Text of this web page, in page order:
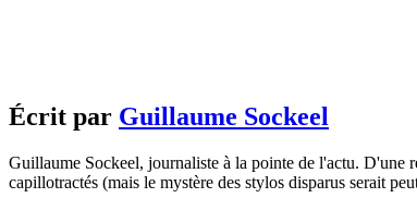
Écrit par Guillaume Sockeel
Guillaume Sockeel, journaliste à la pointe de l'actu. D'une
capillotractés (mais le mystère des stylos disparus serait